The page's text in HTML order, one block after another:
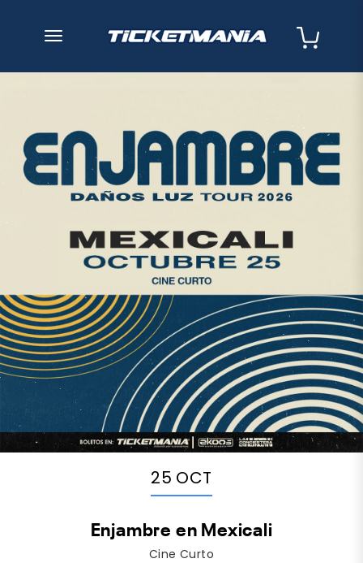
desplegar navegación
25 OCT
Enjambre en Mexicali
Cine Curto